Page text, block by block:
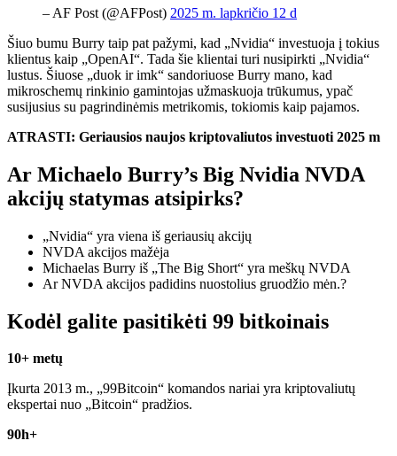
– AF Post (@AFPost) 2025 m. lapkričio 12 d
Šiuo bumu Burry taip pat pažymi, kad „Nvidia“ investuoja į tokius
klientus kaip „OpenAI“. Tada šie klientai turi nusipirkti „Nvidia“
lustus. Šiuose „duok ir imk“ sandoriuose Burry mano, kad
mikroschemų rinkinio gamintojas užmaskuoja trūkumus, ypač
susijusius su pagrindinėmis metrikomis, tokiomis kaip pajamos.
ATRASTI: Geriausios naujos kriptovaliutos investuoti 2025 m
Ar Michaelo Burry’s Big Nvidia NVDA
akcijų statymas atsipirks?
„Nvidia“ yra viena iš geriausių akcijų
NVDA akcijos mažėja
Michaelas Burry iš „The Big Short“ yra meškų NVDA
Ar NVDA akcijos padidins nuostolius gruodžio mėn.?
Kodėl galite pasitikėti 99 bitkoinais
10+ metų
Įkurta 2013 m., „99Bitcoin“ komandos nariai yra kriptovaliutų
ekspertai nuo „Bitcoin“ pradžios.
90h+